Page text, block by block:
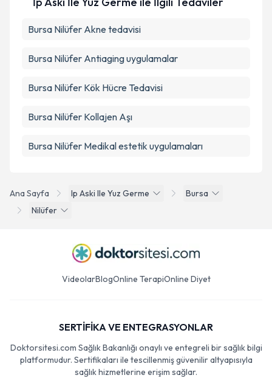
Ana Sayfa Ip Aski Ile Yuz Germe
Bursa
Nilüfer
Bursa Nilüfer Akne tedavisi
Bursa Nilüfer Antiaging uygulamalar
Bursa Nilüfer Kök Hücre Tedavisi
Bursa Nilüfer Kollajen Aşı
Bursa Nilüfer Medikal estetik uygulamaları
VideolarBlogOnline TerapiOnline Diyet
SERTİFİKA VE ENTEGRASYONLAR
Doktorsitesi.com Sağlık Bakanlığı onaylı ve entegreli bir sağlık bilgi
platformudur. Sertifikaları ile tescillenmiş güvenilir altyapısıyla
sağlık hizmetlerine erişim sağlar.